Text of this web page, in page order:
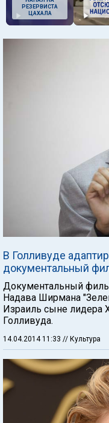
РЕЗЕРВИСТА
ЦАХАЛА
В Голливуде
документальный
Документальный
Надава Ширмана
Израиль сыне лидера
Голливуда.
14.04.2014 11:33 // Культура